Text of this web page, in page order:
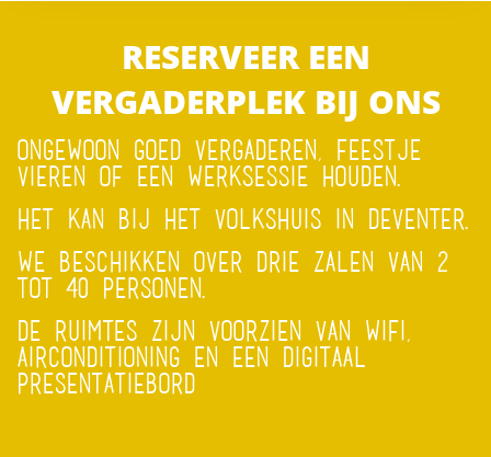
RESERVEER EEN
VERGADERPLEK BIJ ONS
ONGEWOON GOED VERGADEREN, FEESTJE
VIEREN OF EEN WERKSESSIE HOUDEN.
HET KAN BIJ HET VOLKSHUIS IN DEVENTER.
WE BESCHIKKEN OVER DRIE ZALEN VAN 2
TOT 40 PERSONEN.
DE RUIMTES ZIJN VOORZIEN VAN WIFI,
AIRCONDITIONING EN EEN DIGITAAL
PRESENTATIEBORD